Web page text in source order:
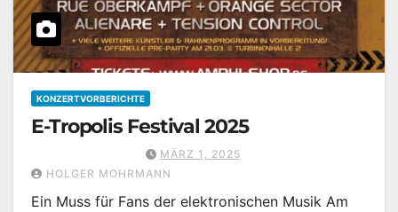
KONZERTVORBERICHTE
E-Tropolis Festival 2025
MÄRZ 1, 2025
HOLGER MOHRMANN
Ein Muss für Fans der elektronischen Musik Am